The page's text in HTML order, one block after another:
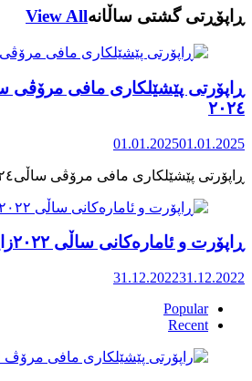
ڕاپۆڕتی گشتی ساڵانهView All
ڕاپۆرتی پێشێلکاری مافی مرۆڤی
٢٠٢٤
01.01.202501.01.2025
ڕاپۆرت و ئامارەکانی ساڵی ٢٠٢٢زایینی پەیوەست بە خۆکوژی منداڵان لە کوردستان
31.12.202231.12.2022
Popular
Recent